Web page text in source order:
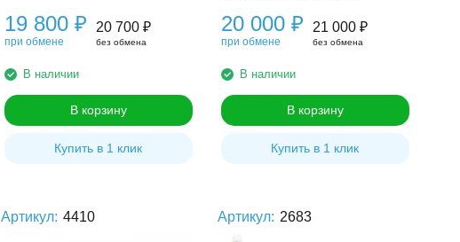
19 800 ₽
при обмене
20 700 ₽
без обмена
В наличии
В корзину
Купить в 1 клик
20 000 ₽
при обмене
21 000 ₽
без обмена
В наличии
В корзину
Купить в 1 клик
Артикул: 4410 Артикул: 2683